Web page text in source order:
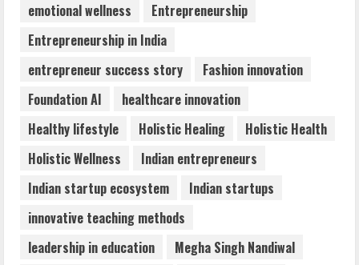
July 31, 2026
5
DryNotch: Premium Activewear at
Accessible Prices
July 31, 2026
emotional wellness
Entrepreneurship
Entrepreneurship in India
entrepreneur success story
Fashion innovation
Foundation AI
healthcare innovation
Healthy lifestyle
Holistic Healing
Holistic Health
Holistic Wellness
Indian entrepreneurs
Indian startup ecosystem
Indian startups
innovative teaching methods
leadership in education
Megha Singh Nandiwal